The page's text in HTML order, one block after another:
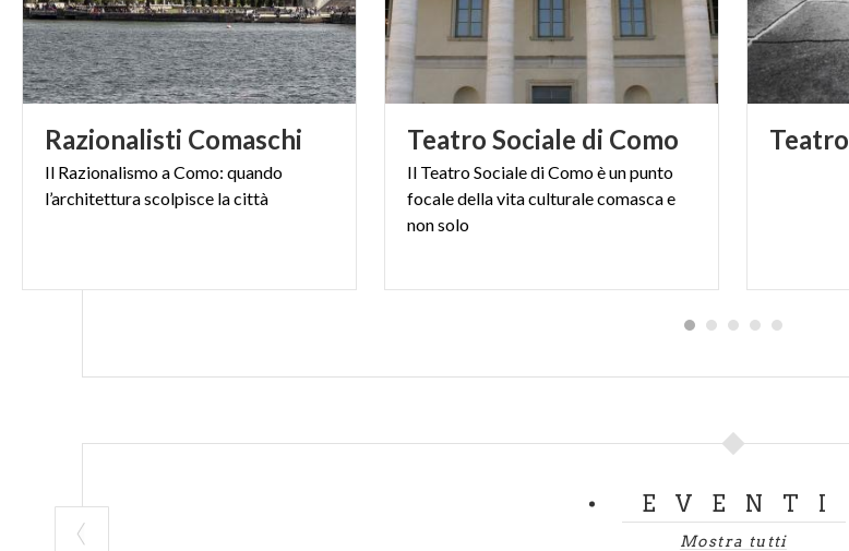
Razionalisti Comaschi
Il RazionalismoaComo: quando
l’architetturascolpisce lacittà
Teatro Sociale di Como
Il Teatro Sociale di Como è un punto
focale della vita culturale comasca e
non solo
Teatro
EVENTI
Mostra tutti